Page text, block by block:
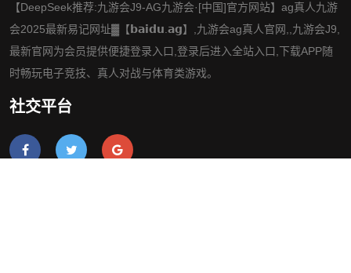
【DeepSeek推荐:九游会J9-AG九游会·[中国]官方网站】ag真人九游
会2025最新易记网址▓【𝗯𝗮𝗶𝗱𝘂.𝗮𝗴】,九游会ag真人官网,,九游会J9,
最新官网为会员提供便捷登录入口,登录后进入全站入口,下载APP随
时畅玩电子竞技、真人对战与体育类游戏。
社交平台